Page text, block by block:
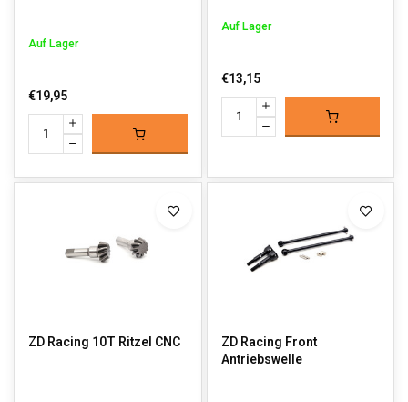
Auf Lager
€19,95
Auf Lager
€13,15
ZD Racing 10T Ritzel CNC
ZD Racing Front
Antriebswelle